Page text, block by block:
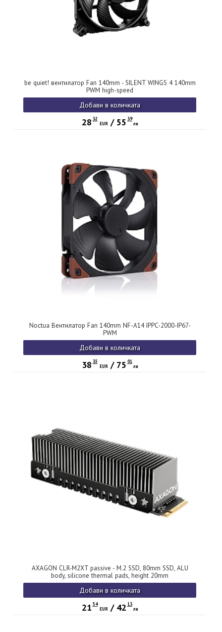
be quiet! вентилатор Fan 140mm - SILENT WINGS 4 140mm
PWM high-speed
Добави в количката
28 32
EUR/ 55 39
лв
Noctua Вентилатор Fan 140mm NF-A14 IPPC-2000-IP67-
PWM
Добави в количката
38 35
EUR/ 75 01
лв
AXAGON CLR-M2XT passive - M.2 SSD, 80mm SSD, ALU
body, silicone thermal pads, height 20mm
Добави в количката
21 54
EUR/ 42 13
лв